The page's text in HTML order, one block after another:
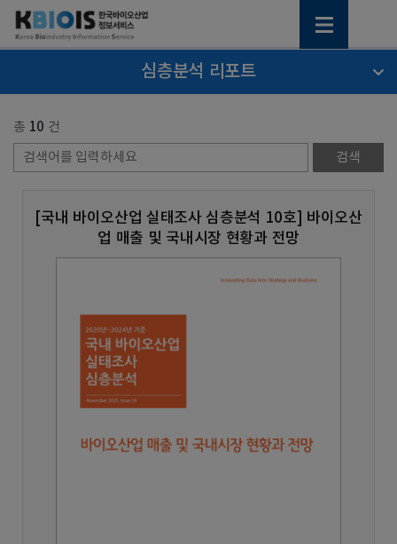
심층분석 리포트
총 10 건
[국내 바이오산업 실태조사 심층분석 10호] 바이오산
업 매출 및 국내시장 현황과 전망